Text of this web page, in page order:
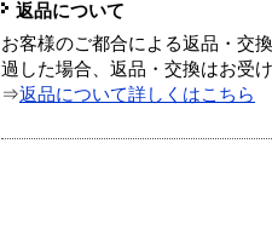
返品について
お客様のご都合による返品・交
過した場合、返品・交換はお受
⇒返品について詳しくはこちら